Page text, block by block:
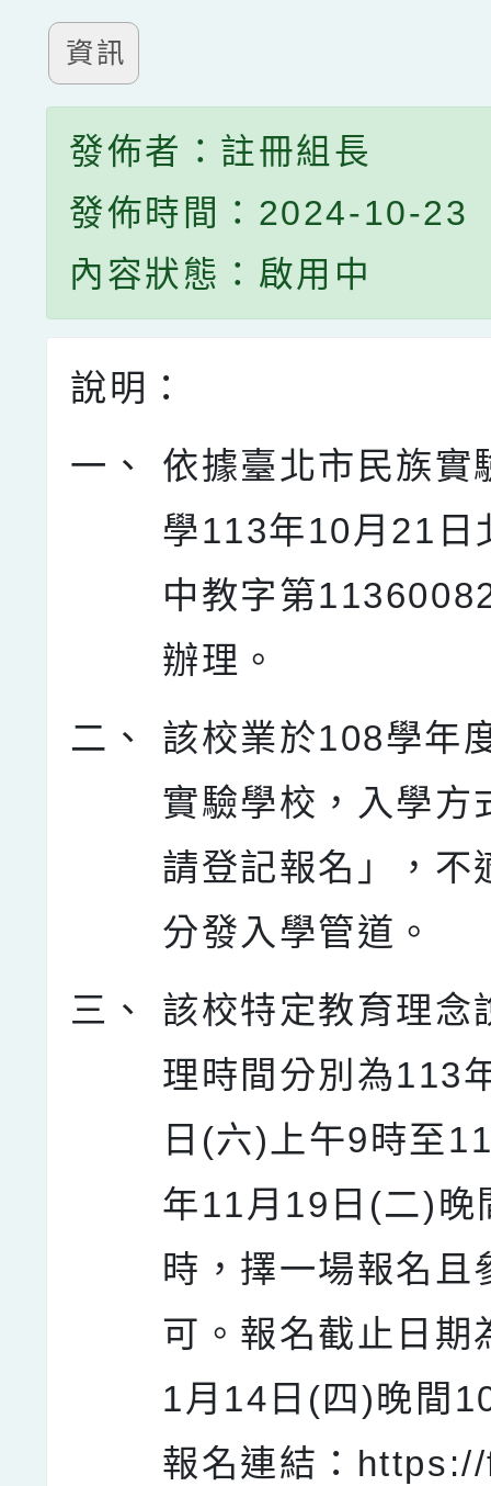
資訊
發佈者：註冊組長
發佈時間：2024-10-23
內容狀態：啟用中
說明：
一、
依據臺北市民族實
學113年10月21日
中教字第
辦理。
二、
該校業於108學年
實驗學校，入學方
請登記報名」，不
分發入學管道。
三、
該校特定教育理念
理時間分別為113
日(六)上午9時至
年11月19日(二)晚
時，擇一場報名且
可。報名截止日期
1月14日(四)晚間
報名連結：